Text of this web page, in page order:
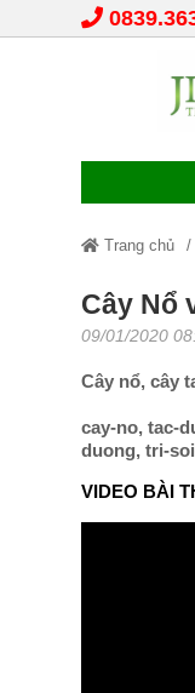
Trang chủ
Cây Nổ
09/01/2020
Cây nổ, cây
cay-no, tac-
duong, tri-
VIDEO BÀI